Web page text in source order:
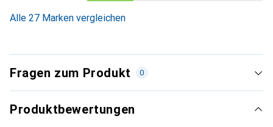
Alle 27 Marken vergleichen
Fragen zum Produkt 0
Produktbewertungen